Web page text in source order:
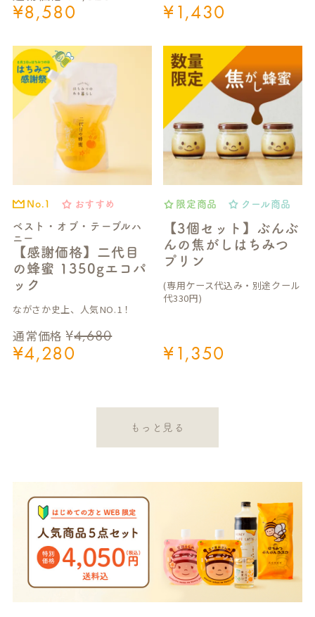
¥8,580 ¥1,430
ベスト・オブ・テーブルハ
ニー
【感謝価格】二代目
の蜂蜜 1350gエコパ
ック
No.1 おすすめ
通常価格 ¥4,680
¥4,280
ながさか史上、人気NO.1！
【3個セット】ぶんぶ
んの焦がしはちみつ
プリン
限定商品 クール商品
¥1,350
(専用ケース代込み・別途クール
代330円)
もっと見る